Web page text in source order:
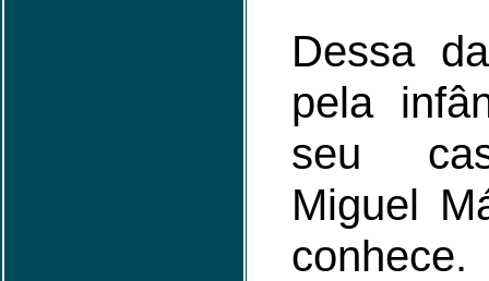
Dessa
pela
seu
Miguel